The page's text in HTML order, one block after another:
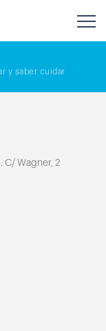
y saber cuidar
C/ Wagner, 2